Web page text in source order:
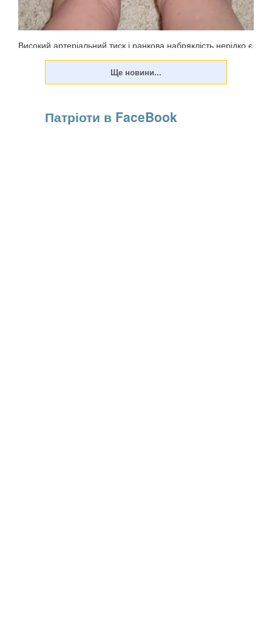
Високий артеріальний тиск і ранкова набряклість нерідко є
цілком безпечними. На першому місці в цьому списку
знаходяться солодкі пакетовані соки та холодні чаї з
Патріоти в FaceBook